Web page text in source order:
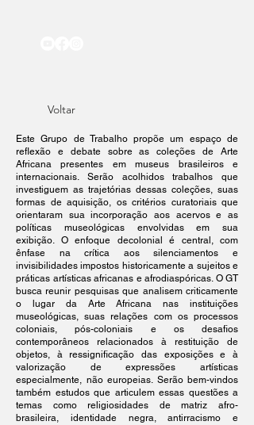
Voltar
Este Grupo de Trabalho propõe um espaço de
reflexão e debate sobre as coleções de Arte
Africana presentes em museus brasileiros e
internacionais. Serão acolhidos trabalhos que
investiguem as trajetórias dessas coleções, suas
formas de aquisição, os critérios curatoriais que
orientaram sua incorporação aos acervos e as
políticas museológicas envolvidas em sua
exibição. O enfoque decolonial é central, com
ênfase na crítica aos silenciamentos e
invisibilidades impostos historicamente a sujeitos e
práticas artísticas africanas e afrodiaspóricas. O GT
busca reunir pesquisas que analisem criticamente
o lugar da Arte Africana nas instituições
museológicas, suas relações com os processos
coloniais, pós-coloniais e os desafios
contemporâneos relacionados à restituição de
objetos, à ressignificação das exposições e à
valorização de expressões artísticas
especialmente, não europeias. Serão bem-vindos
também estudos que articulem essas questões a
temas como religiosidades de matriz afro-
brasileira, identidade negra, antirracismo e